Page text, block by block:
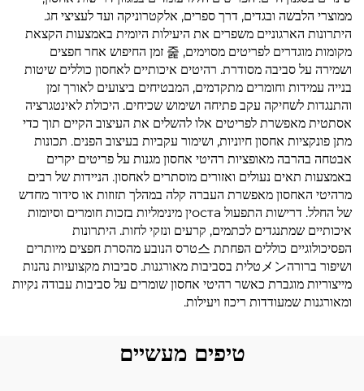
ממוצרי הלבשה ובגדים, דרך ספרים, אלקטרוניקה ועד לעציצי חג.
היתרונות הארגוניים משפרים את היעילות היומית באמצעות הקצאת
מקומות מוגדרים לפריטים מסוימים, 줉 זמן החיפוש אחר חפצים
ושמירה על סביבה מסודרת. רהיטים איכותיים לאחסון כוללים שיטות
בנייה עמידות וחומרים מתקדמים, המבטיחים ביצועים לאורך זמן
והתנגדות לשחיקה עקב פתיחה ושימוש שכיחים. היכולת לאינטגרציה
אסתטית מאפשרת לפריטים אלו להשלים את העיצוב הקיים תוך כדי
מתן פונקציות אחסון חיוניות, ושימור עקביות בעיצוב הפנים. תכונות
אבטחה בהרבה מאופציות רהיטי אחסון מגנות על פריטים יקרים
באמצעות תאים נעולים ואזורים מוסתרים לאחסון. הניידות של רבים
מרהיטי האחסון מאפשרת העברה קלה במהלך תזוזות או סידור מחדש
של החלל. דרישות התפעול остаין מינימליות בזכות חומרים וסיומות
איכותיים שמתנגדים לכתמים, קרעים ונזקי לחות. היתרונות
הפסיכולוגיים כוללים הפחתת 스טרס הנובע מהסרת חפצים מיותרים
ושיפור ברורהメンטלית בסביבות מאורגנות. סביבות מקצועיות נהנות
מייצוריות מוגברת כאשר רהיטי אחסון שומרים על סביבות עבודה נקיות
ומאורגנות שמעודדות ריכוז ויעילות.
טיפים מעשיים